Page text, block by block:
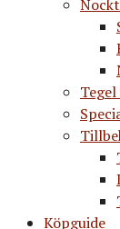
Köpguide